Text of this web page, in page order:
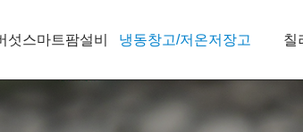
섯스마트팜설비 냉동창고/저온저장고 칠